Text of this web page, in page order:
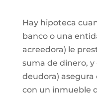
Hay hipoteca
banco o una
acreedora) le
suma de dinero,
deudora)
con un inmueble